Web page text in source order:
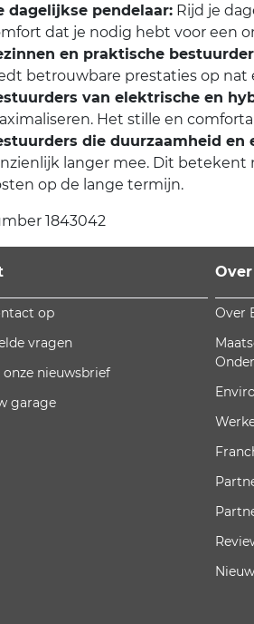
dagelijkse pendelaar: Rijd je
dat je nodig hebt voor een
en praktische
betrouwbare prestaties op
van elektrische en
Het stille en
die duurzaamheid en
langer mee. Dit
op de lange termijn.
1843042
op
vragen
nieuwsbrief
garage
Over